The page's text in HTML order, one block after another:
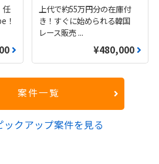
任
！
上代で約55万円分の在庫付
き！すぐに始められる韓国
レース販売 ...
¥480,000
案件一覧
ックアップ案件を見る